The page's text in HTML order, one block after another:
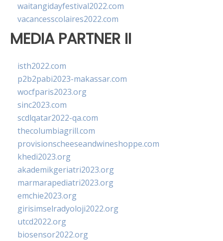
waitangidayfestival2022.com
vacancesscolaires2022.com
MEDIA PARTNER II
isth2022.com
p2b2pabi2023-makassar.com
wocfparis2023.org
sinc2023.com
scdlqatar2022-qa.com
thecolumbiagrill.com
provisionscheeseandwineshoppe.com
khedi2023.org
akademikgeriatri2023.org
marmarapediatri2023.org
emchie2023.org
girisimselradyoloji2022.org
utcd2022.org
biosensor2022.org